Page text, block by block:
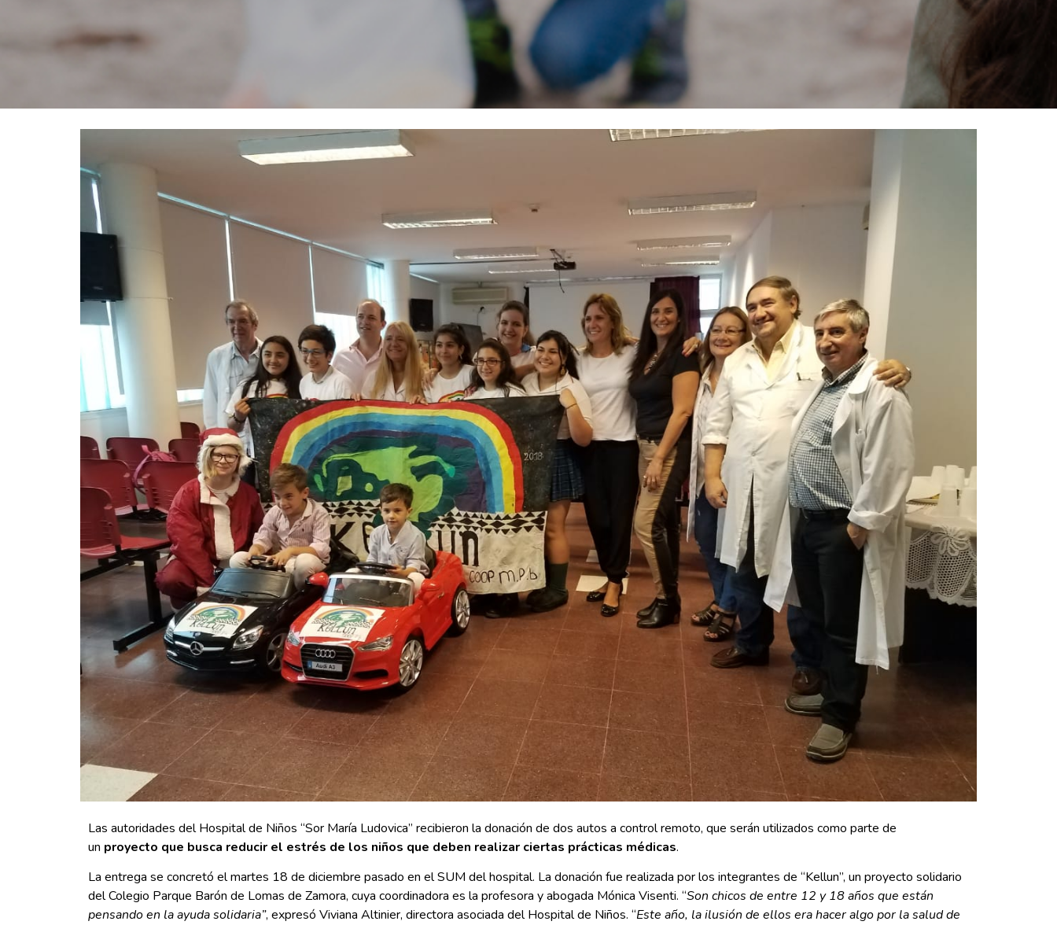
Las autoridades del Hospital de Niños “Sor María Ludovica” recibieron la donación de dos autos a control remoto, que serán utilizados como parte de
un proyecto que busca reducir el estrés de los niños que deben realizar ciertas prácticas médicas.
La entrega se concretó el martes 18 de diciembre pasado en el SUM del hospital. La donación fue realizada por los integrantes de “Kellun”, un proyecto solidario
del Colegio Parque Barón de Lomas de Zamora, cuya coordinadora es la profesora y abogada Mónica Visenti. “Son chicos de entre 12 y 18 años que están
pensando en la ayuda solidaria”, expresó Viviana Altinier, directora asociada del Hospital de Niños. “Este año, la ilusión de ellos era hacer algo por la salud de